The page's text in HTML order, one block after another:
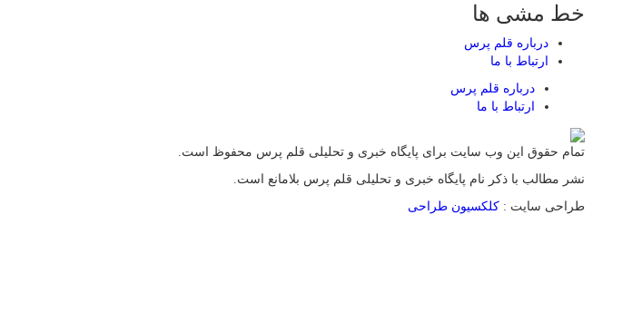
خط مشی ها
درباره قلم پرس
ارتباط با ما
درباره قلم پرس
ارتباط با ما
تمام حقوق این وب سایت برای پایگاه خبری و تحلیلی قلم پرس محفوظ است.
نشر مطالب با ذکر نام پایگاه خبری و تحلیلی قلم پرس بلامانع است.
طراحی سایت : کلکسیون طراحی